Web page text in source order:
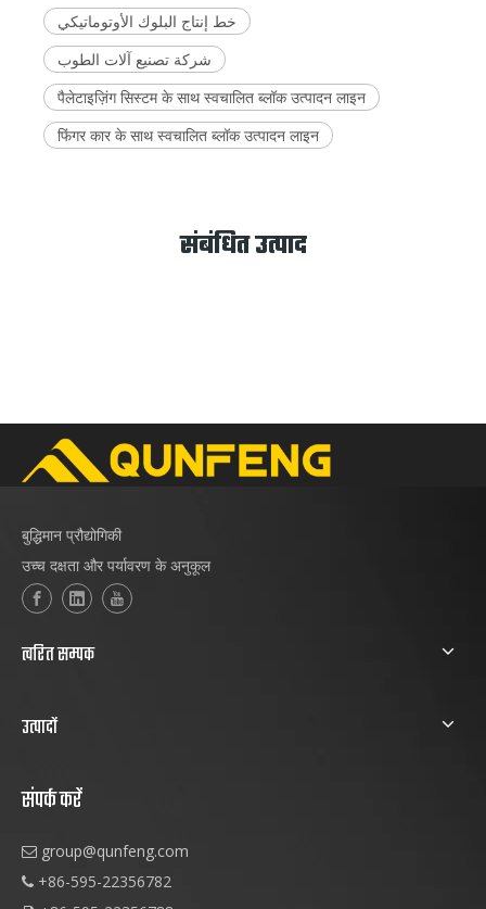
خط إنتاج البلوك الأوتوماتيكي
شركة تصنيع آلات الطوب
पैलेटाइज़िंग सिस्टम के साथ स्वचालित ब्लॉक उत्पादन लाइन
फिंगर कार के साथ स्वचालित ब्लॉक उत्पादन लाइन
संबंधित उत्पाद
बुद्धिमान प्रौद्योगिकी
उच्च दक्षता और पर्यावरण के अनुकूल
त्वरित सम्पक
उत्पादों
संपर्क करें
 group@qunfeng.com
 +86-595-22356782